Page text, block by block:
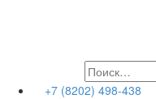
+7 (8202) 498-438